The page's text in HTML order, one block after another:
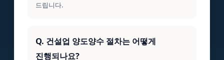
드립니다.
Q. 건설업 양도양수 절차는 어떻게
진행되나요?